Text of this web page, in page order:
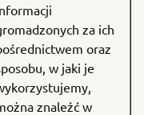
za ich
oraz
w jaki je
znaleźć w